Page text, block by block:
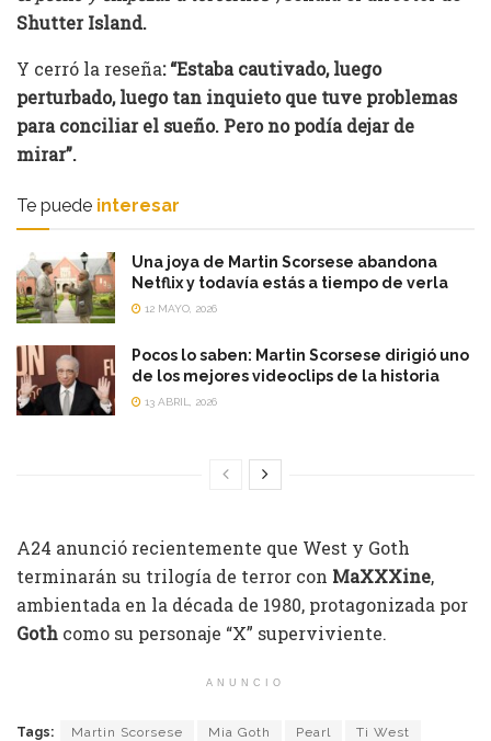
Shutter Island.
Y cerró la reseña: “Estaba cautivado, luego
perturbado, luego tan inquieto que tuve problemas
para conciliar el sueño. Pero no podía dejar de
mirar”.
Te puede interesar
Una joya de Martin Scorsese abandona
Netflix y todavía estás a tiempo de verla
12 MAYO, 2026
Pocos lo saben: Martin Scorsese dirigió uno
de los mejores videoclips de la historia
13 ABRIL, 2026
A24 anunció recientemente que West y Goth
terminarán su trilogía de terror con MaXXXine,
ambientada en la década de 1980, protagonizada por
Goth como su personaje “X” superviviente.
ANUNCIO
Tags: Martin Scorsese Mia Goth Pearl Ti West